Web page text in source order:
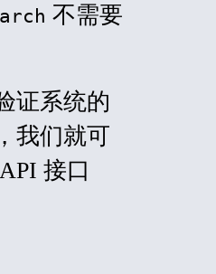
不需要
证系统的
我们就可
接口